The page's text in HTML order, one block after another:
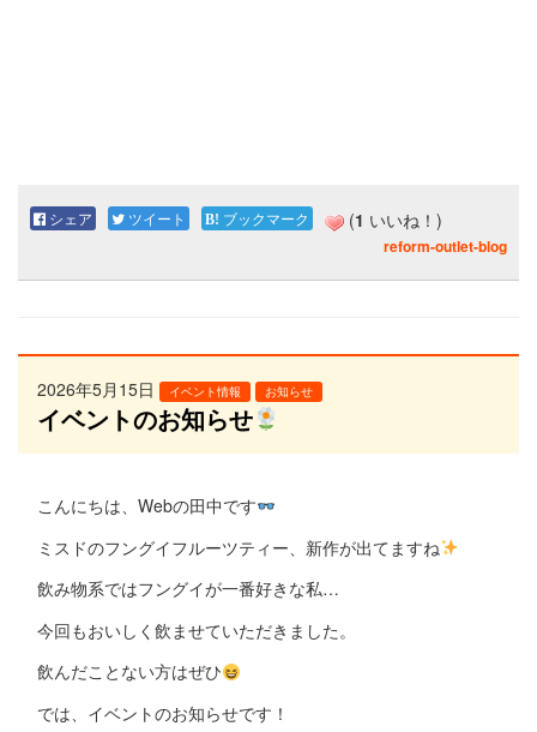
シェア ツイート ブックマーク (1 いいね！)
reform-outlet-blog
2026年5月15日 イベント情報 お知らせ
イベントのお知らせ
こんにちは、Webの田中です
ミスドのフングイフルーツティー、新作が出てますね
飲み物系ではフングイが一番好きな私…
今回もおいしく飲ませていただきました。
飲んだことない方はぜひ
では、イベントのお知らせです！